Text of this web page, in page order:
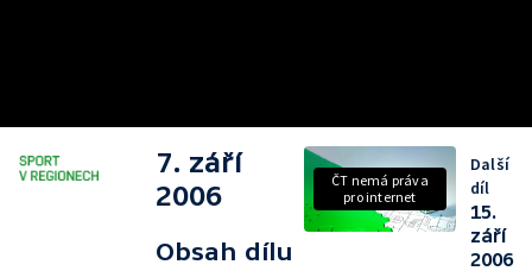
7. září
2006
Obsah dílu
ČT nemá práva
pro internet
Další
díl
15.
září
2006